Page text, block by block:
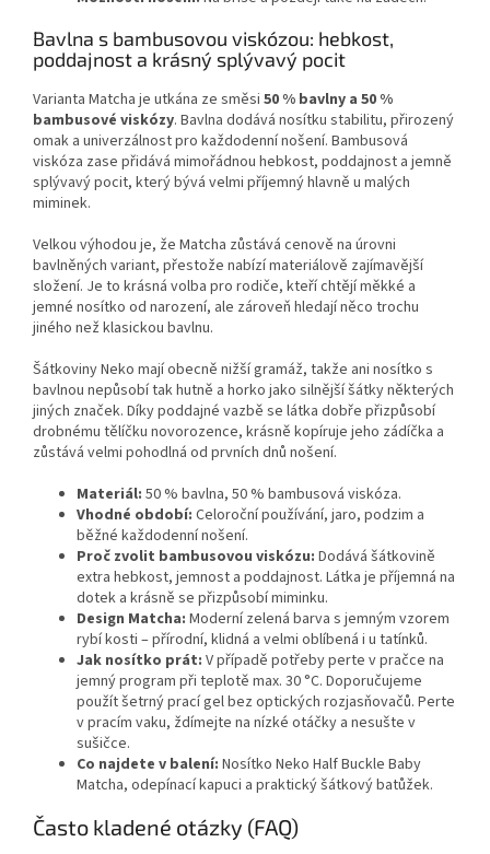
Bavlna s bambusovou viskózou: hebkost,
poddajnost a krásný splývavý pocit
Varianta Matcha je utkána ze směsi 50 % bavlny a 50 %
bambusové viskózy. Bavlna dodává nosítku stabilitu, přirozený
omak a univerzálnost pro každodenní nošení. Bambusová
viskóza zase přidává mimořádnou hebkost, poddajnost a jemně
splývavý pocit, který bývá velmi příjemný hlavně u malých
miminek.
Velkou výhodou je, že Matcha zůstává cenově na úrovni
bavlněných variant, přestože nabízí materiálově zajímavější
složení. Je to krásná volba pro rodiče, kteří chtějí měkké a
jemné nosítko od narození, ale zároveň hledají něco trochu
jiného než klasickou bavlnu.
Šátkoviny Neko mají obecně nižší gramáž, takže ani nosítko s
bavlnou nepůsobí tak hutně a horko jako silnější šátky některých
jiných značek. Díky poddajné vazbě se látka dobře přizpůsobí
drobnému tělíčku novorozence, krásně kopíruje jeho zádíčka a
zůstává velmi pohodlná od prvních dnů nošení.
Materiál: 50 % bavlna, 50 % bambusová viskóza.
Vhodné období: Celoroční používání, jaro, podzim a
běžné každodenní nošení.
Proč zvolit bambusovou viskózu: Dodává šátkovině
extra hebkost, jemnost a poddajnost. Látka je příjemná na
dotek a krásně se přizpůsobí miminku.
Design Matcha: Moderní zelená barva s jemným vzorem
rybí kosti – přírodní, klidná a velmi oblíbená i u tatínků.
Jak nosítko prát: V případě potřeby perte v pračce na
jemný program při teplotě max. 30 °C. Doporučujeme
použít šetrný prací gel bez optických rozjasňovačů. Perte
v pracím vaku, ždímejte na nízké otáčky a nesušte v
sušičce.
Co najdete v balení: Nosítko Neko Half Buckle Baby
Matcha, odepínací kapuci a praktický šátkový batůžek.
Často kladené otázky (FAQ)